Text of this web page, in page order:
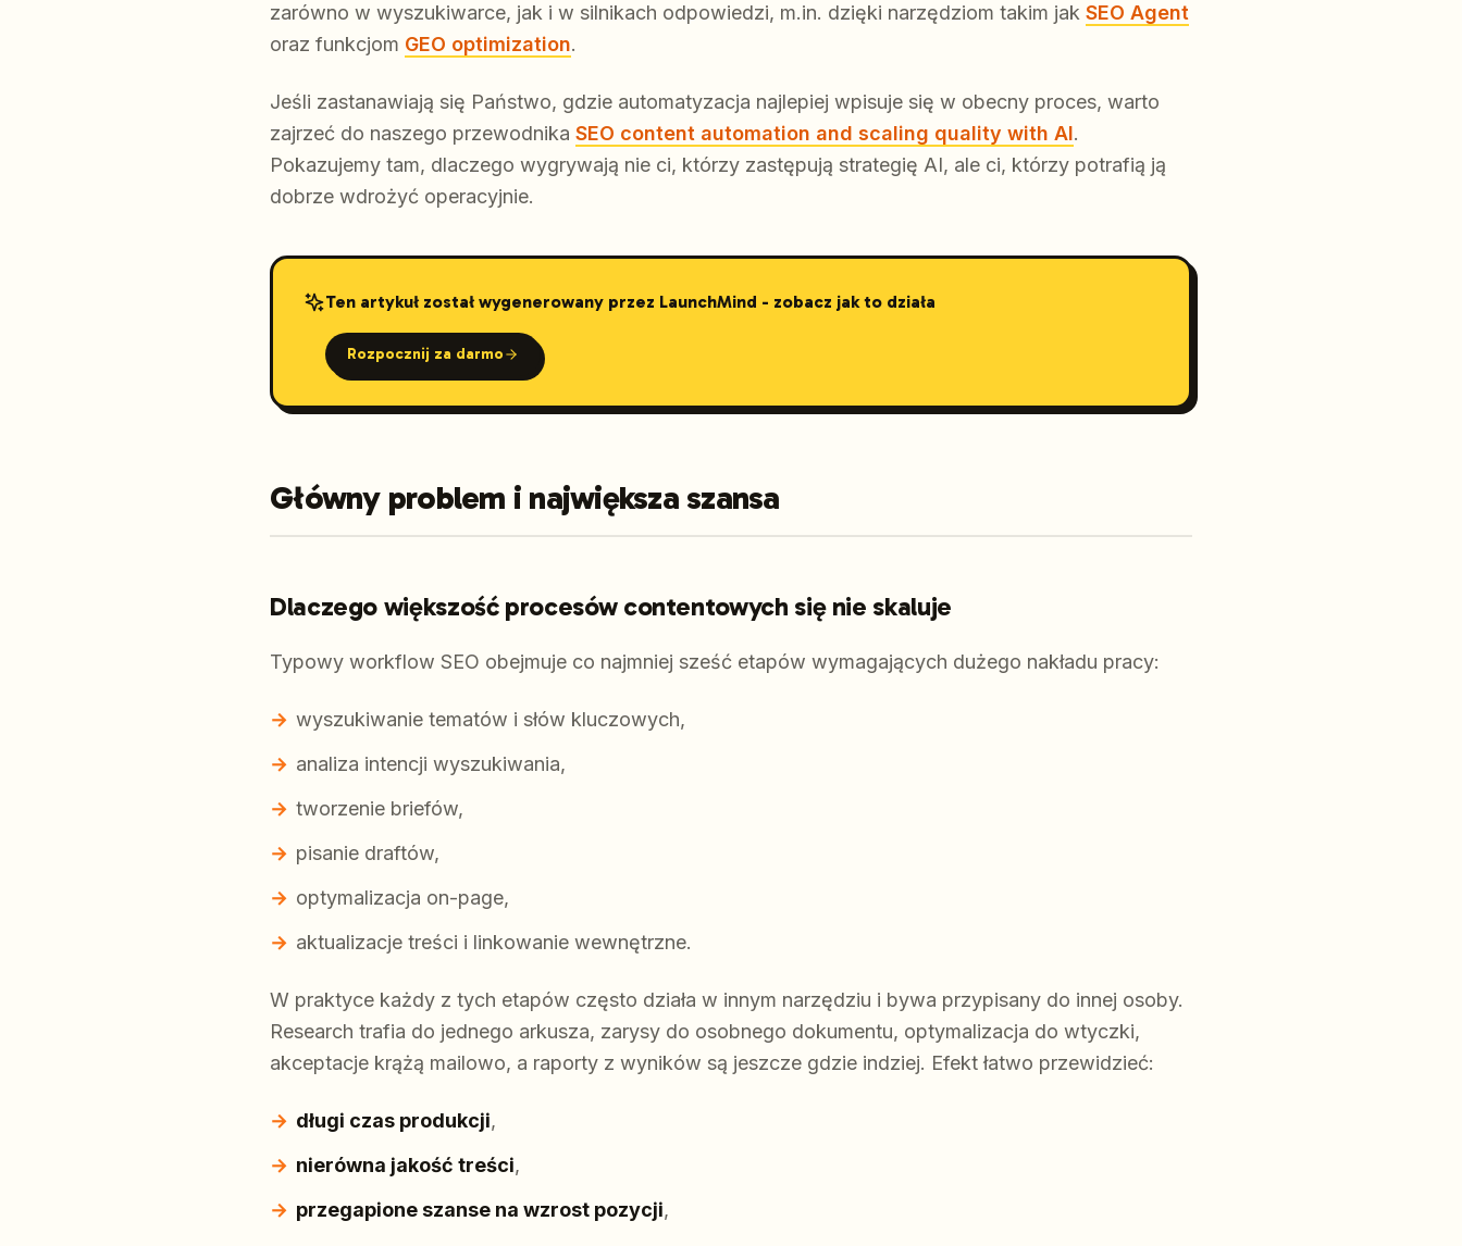
zarówno w wyszukiwarce, jak i w silnikach odpowiedzi, m.in. dzięki narzędziom takim jak SEO Agent
oraz funkcjom GEO optimization.
Jeśli zastanawiają się Państwo, gdzie automatyzacja najlepiej wpisuje się w obecny proces, warto
zajrzeć do naszego przewodnika SEO content automation and scaling quality with AI.
Pokazujemy tam, dlaczego wygrywają nie ci, którzy zastępują strategię AI, ale ci, którzy potrafią ją
dobrze wdrożyć operacyjnie.
Ten artykuł został wygenerowany przez LaunchMind - zobacz jak to działa
Rozpocznij za darmo
Główny problem i największa szansa
Dlaczego większość procesów contentowych się nie skaluje
Typowy workflow SEO obejmuje co najmniej sześć etapów wymagających dużego nakładu pracy:
wyszukiwanie tematów i słów kluczowych,
analiza intencji wyszukiwania,
tworzenie briefów,
pisanie draftów,
optymalizacja on-page,
aktualizacje treści i linkowanie wewnętrzne.
W praktyce każdy z tych etapów często działa w innym narzędziu i bywa przypisany do innej osoby.
Research trafia do jednego arkusza, zarysy do osobnego dokumentu, optymalizacja do wtyczki,
akceptacje krążą mailowo, a raporty z wyników są jeszcze gdzie indziej. Efekt łatwo przewidzieć:
długi czas produkcji,
nierówna jakość treści,
przegapione szanse na wzrost pozycji,